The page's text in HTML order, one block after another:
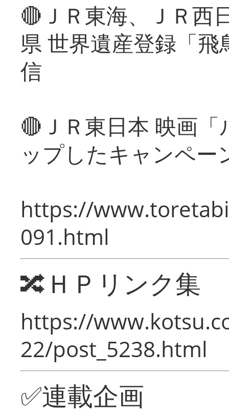
🔴ＪＲ東海、ＪＲ西
県 世界遺産登録「
信
🔴ＪＲ東日本 映画
ップしたキャンペー
https://
091.html
🔀ＨＰリンク集
https://
22/post_5238.html
✅連載企画